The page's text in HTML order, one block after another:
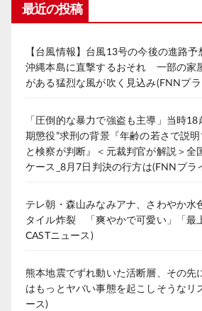
最近の投稿
【台風情報】台風13号の今後の進路
沖縄本島に直撃するおそれ 一部の家
がある猛烈な風が吹く見込み(FNNプ
「圧倒的な暴力で強盗も主導」当時
期懲役”求刑の背景『年齢の若さで説
と検察が判断』＜元裁判官が解説＞全
ケース_8月7日判決の行方は(FNNプラ
テレ朝・森山みなみアナ、さわやか水
タイル炸裂 「爽やかで可愛い」「最
CASTニュース)
熊本地震でずれ動いた活断層、その
はもっとヤバい事態を起こしそうなリ
ース)